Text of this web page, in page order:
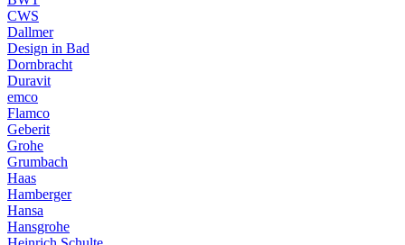
CWS
Dallmer
Design in Bad
Dornbracht
Duravit
emco
Flamco
Geberit
Grohe
Grumbach
Haas
Hamberger
Hansa
Hansgrohe